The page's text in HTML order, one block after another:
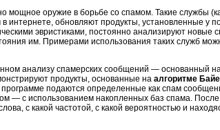
мощное оружие в борьбе со спамом. Такие службы
интернете, обновляют продукты, установленные у
эвристиками, постоянно анализируют новые
им. Примерами использования таких служб
анализу спамерских сообщений — основанный
продукты, основанные на алгоритме
подаются определенные как спам
— с использованием накопленных баз спама.
с какой частотой, с какой вероятностью и